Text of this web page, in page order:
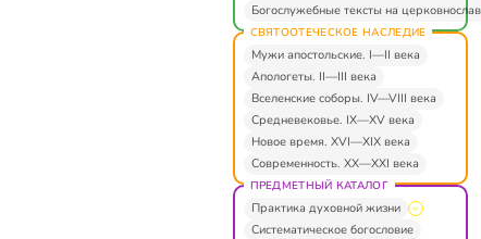
Богослужебные тексты на
СВЯТООТЕЧЕСКОЕ НАСЛЕДИЕ
Мужи апостольские. I—II века
Апологеты. II—III века
Вселенские соборы. IV—VIII века
Средневековье. IX—XV века
Новое время. XVI—XIX века
Современность. XX—XXI века
ПРЕДМЕТНЫЙ КАТАЛОГ
Практика духовной жизни
Систематическое богословие